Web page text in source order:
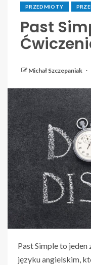
PRZEDMIOTY
Past
Michał Szczepaniak
Past Simple to
języku angielskim,